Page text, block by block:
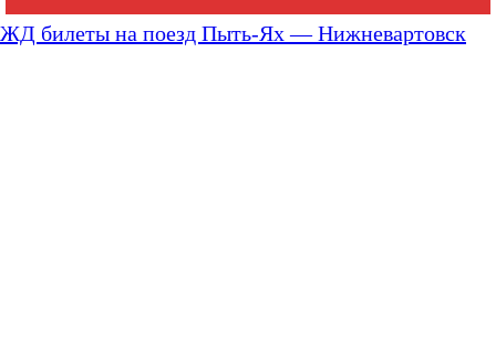
ЖД билеты на поезд Пыть-Ях — Нижневартовск